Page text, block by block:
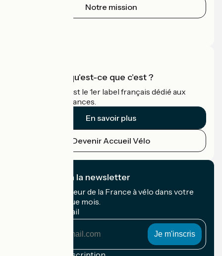
Notre mission
Accueil Vélo qu'est-ce que c'est ?
Accueil Vélo c'est le 1er label français dédié aux
cyclistes en vacances.
En savoir plus
Devenir Accueil Vélo
Je m'abonne à la newsletter
Recevez le meilleur de la France à vélo dans votre
boîte mail chaque mois.
Mon adresse mail